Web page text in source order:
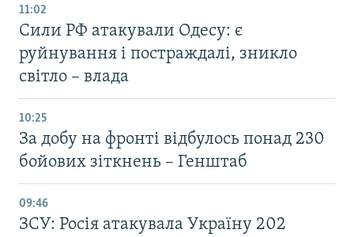
11:02
Сили РФ атакували Одесу: є
руйнування і постраждалі, зникло
світло – влада
10:25
За добу на фронті відбулось понад 230
бойових зіткнень – Генштаб
09:46
ЗСУ: Росія атакувала Україну 202